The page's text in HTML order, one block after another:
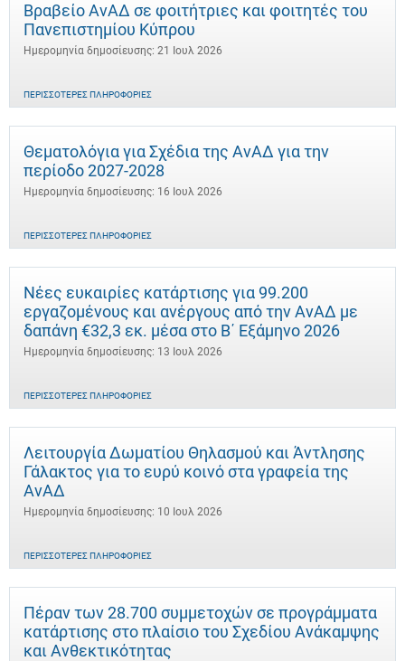
Βραβείο ΑνΑΔ σε φοιτήτριες και φοιτητές του
Πανεπιστημίου Κύπρου
Ημερομηνία δημοσίευσης: 21 Ιουλ 2026
ΠΕΡΙΣΣΌΤΕΡΕΣ ΠΛΗΡΟΦΟΡΊΕΣ
Θεματολόγια για Σχέδια της ΑνΑΔ για την
περίοδο 2027-2028
Ημερομηνία δημοσίευσης: 16 Ιουλ 2026
ΠΕΡΙΣΣΌΤΕΡΕΣ ΠΛΗΡΟΦΟΡΊΕΣ
Νέες ευκαιρίες κατάρτισης για 99.200
εργαζομένους και ανέργους από την ΑνΑΔ με
δαπάνη €32,3 εκ. μέσα στο Β΄ Εξάμηνο 2026
Ημερομηνία δημοσίευσης: 13 Ιουλ 2026
ΠΕΡΙΣΣΌΤΕΡΕΣ ΠΛΗΡΟΦΟΡΊΕΣ
Λειτουργία Δωματίου Θηλασμού και Άντλησης
Γάλακτος για το ευρύ κοινό στα γραφεία της
ΑνΑΔ
Ημερομηνία δημοσίευσης: 10 Ιουλ 2026
ΠΕΡΙΣΣΌΤΕΡΕΣ ΠΛΗΡΟΦΟΡΊΕΣ
Πέραν των 28.700 συμμετοχών σε προγράμματα
κατάρτισης στο πλαίσιο του Σχεδίου Ανάκαμψης
και Ανθεκτικότητας